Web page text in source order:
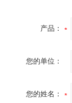
产品：
您的单位：
您的姓名：